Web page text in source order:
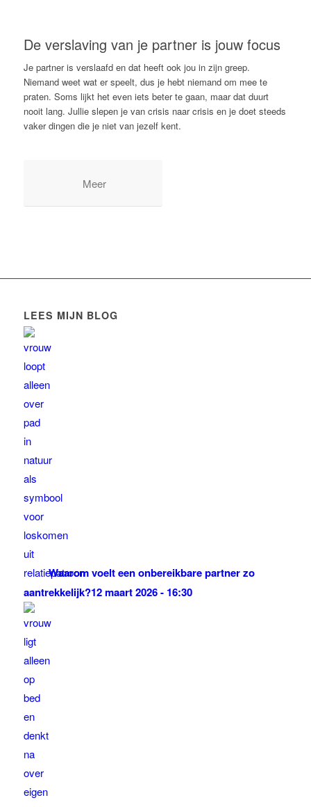
De verslaving van je partner is jouw focus
Je partner is verslaafd en dat heeft ook jou in zijn greep.
Niemand weet wat er speelt, dus je hebt niemand om mee te
praten. Soms lijkt het even iets beter te gaan, maar dat duurt
nooit lang. Jullie slepen je van crisis naar crisis en je doet steeds
vaker dingen die je niet van jezelf kent.
Meer
LEES MIJN BLOG
Waarom voelt een onbereikbare partner zo
aantrekkelijk?12 maart 2026 - 16:30